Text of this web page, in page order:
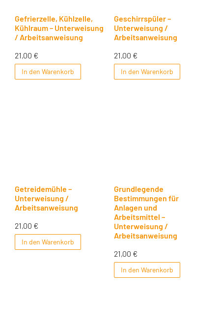
Gefrierzelle, Kühlzelle,
Kühlraum – Unterweisung
/ Arbeitsanweisung
21,00 €
In den Warenkorb
Geschirrspüler –
Unterweisung /
Arbeitsanweisung
21,00 €
In den Warenkorb
Getreidemühle –
Unterweisung /
Arbeitsanweisung
21,00 €
In den Warenkorb
Grundlegende
Bestimmungen für
Anlagen und
Arbeitsmittel –
Unterweisung /
Arbeitsanweisung
21,00 €
In den Warenkorb